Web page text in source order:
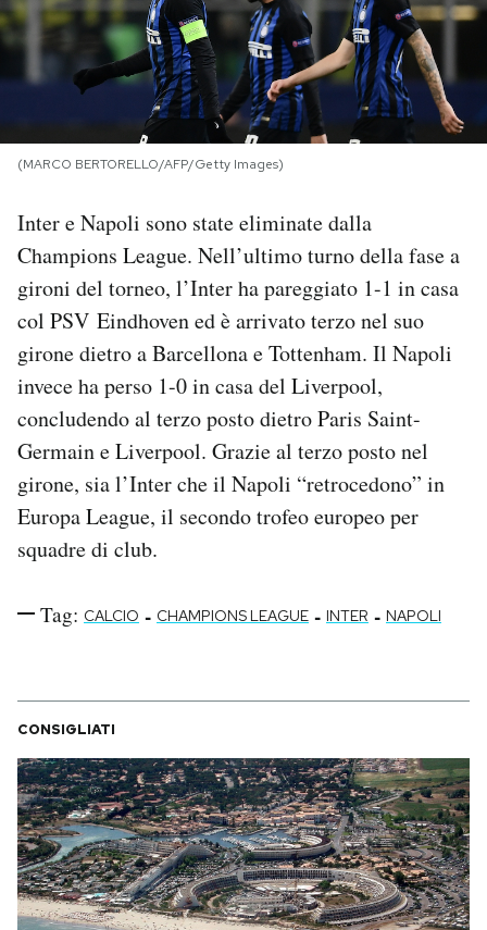
PODCAST
NEWSLETTER
SHOP
CALENDARIO
AREA PERSONALE
Area Personale
Newsletter
Regala il Post
Hai bisogno di aiuto?
(MARCO BERTORELLO/AFP/Getty Images)
Inter e Napoli sono state eliminate dalla
Champions League. Nell’ultimo turno della fase a
gironi del torneo, l’Inter ha pareggiato 1-1 in casa
col PSV Eindhoven ed è arrivato terzo nel suo
girone dietro a Barcellona e Tottenham. Il Napoli
invece ha perso 1-0 in casa del Liverpool,
concludendo al terzo posto dietro Paris Saint-
Germain e Liverpool. Grazie al terzo posto nel
girone, sia l’Inter che il Napoli “retrocedono” in
Europa League, il secondo trofeo europeo per
squadre di club.
Tag: CALCIO - CHAMPIONS LEAGUE - INTER - NAPOLI
CONSIGLIATI